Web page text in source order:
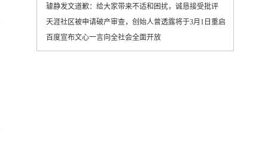
璩静发文道歉：给大家带来不适和困扰，诚恳接受批评
天涯社区被申请破产审查，创始人曾透露将于3月1日重启
百度宣布文心一言向全社会全面开放